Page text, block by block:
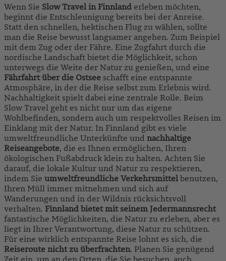
Wenn Sie Slow Travel in Finnland erleben möchten,
beginnt die Entschleunigung bereits bei der Anreise.
Statt den schnellen, hektischen Flug zu wählen, sollte
man die Reise bewusst langsamer angehen. Zum Beispiel
mit dem Zug oder der Fähre. Eine Zugfahrt durch die
nordische Landschaft bietet die Möglichkeit, schon
unterwegs die Weite der Natur zu genießen, und eine
Fährfahrtüber die Ostsee schafft eine entspannte
Atmosphäre, in der die Reise selbst zum Erlebnis wird.
Nachhaltigkeit spielt dabei eine zentrale Rolle. Beim
Slow Travel geht es nicht nur um das eigene
Wohlbefinden, sondern auch um respektvolles Reisen im
Einklang mit der Natur. In Finnland gibt es viele
umweltfreundliche Unterkünfte und nachhaltige
Reiseangebote, die es Ihnen ermöglichen, Ihren
ökologischen Fußabdruck klein zu halten. Achten Sie
darauf, die lokale Kultur und Natur zu respektieren,
indem Sie umweltfreundliche Verkehrsmittelbenutzen,
Ihren Müll immer mitnehmen und sich auf
Wanderungen und in der Wildnis rücksichtsvoll
verhalten. Finnland bietet mit seinem Jedermannsrecht
fantastische Möglichkeiten, die Natur zu erleben, aber es
liegt in Ihrer Verantwortung, diese Natur zu schützen.
Für eine wirklich entspannte Reise lohnt es sich, die
Reiseroute nicht zu überfrachten. Planen Sie genügend